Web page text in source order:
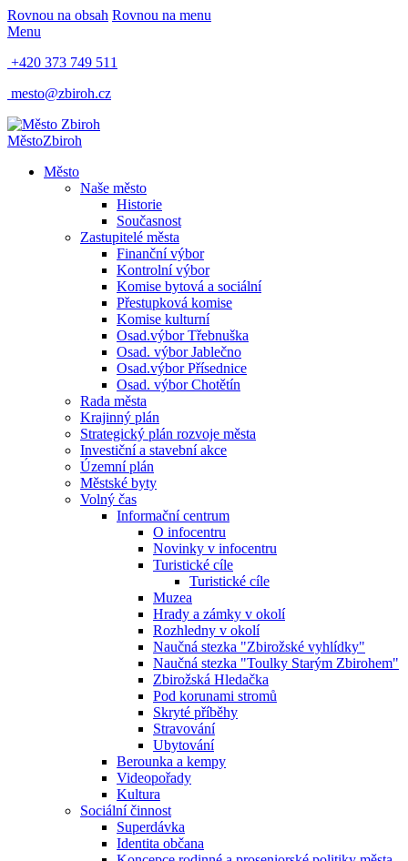
Rovnou na obsah Rovnou na menu
Menu
+420 373 749 511
mesto@zbiroh.cz
MěstoZbiroh
Město
Naše město
Historie
Současnost
Zastupitelé města
Finanční výbor
Kontrolní výbor
Komise bytová a sociální
Přestupková komise
Komise kulturní
Osad.výbor Třebnuška
Osad. výbor Jablečno
Osad.výbor Přísednice
Osad. výbor Chotětín
Rada města
Krajinný plán
Strategický plán rozvoje města
Investiční a stavební akce
Územní plán
Městské byty
Volný čas
Informační centrum
O infocentru
Novinky v infocentru
Turistické cíle
Turistické cíle
Muzea
Hrady a zámky v okolí
Rozhledny v okolí
Naučná stezka "Zbirožské vyhlídky"
Naučná stezka "Toulky Starým Zbirohem"
Zbirožská Hledačka
Pod korunami stromů
Skryté příběhy
Stravování
Ubytování
Berounka a kempy
Videopořady
Kultura
Sociální činnost
Superdávka
Identita občana